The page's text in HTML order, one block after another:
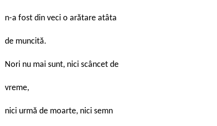
n-a fost din veci o arătare atâta
de muncită.
Nori nu mai sunt, nici scâncet de
vreme,
nici urmă de moarte, nici semn